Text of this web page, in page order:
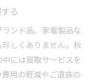
る
ンド品、家電製品な
しくありません。秋
には買取サービスを
用の軽減やご遺族の